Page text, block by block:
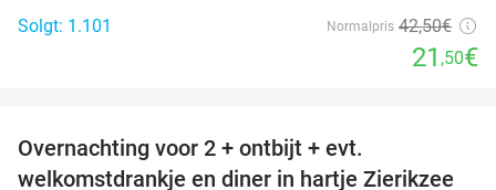
Solgt: 1.101
Normalpris 42,50€
21 ,50€
Overnachting voor 2 + ontbijt + evt.
welkomstdrankje en diner in hartje Zierikzee